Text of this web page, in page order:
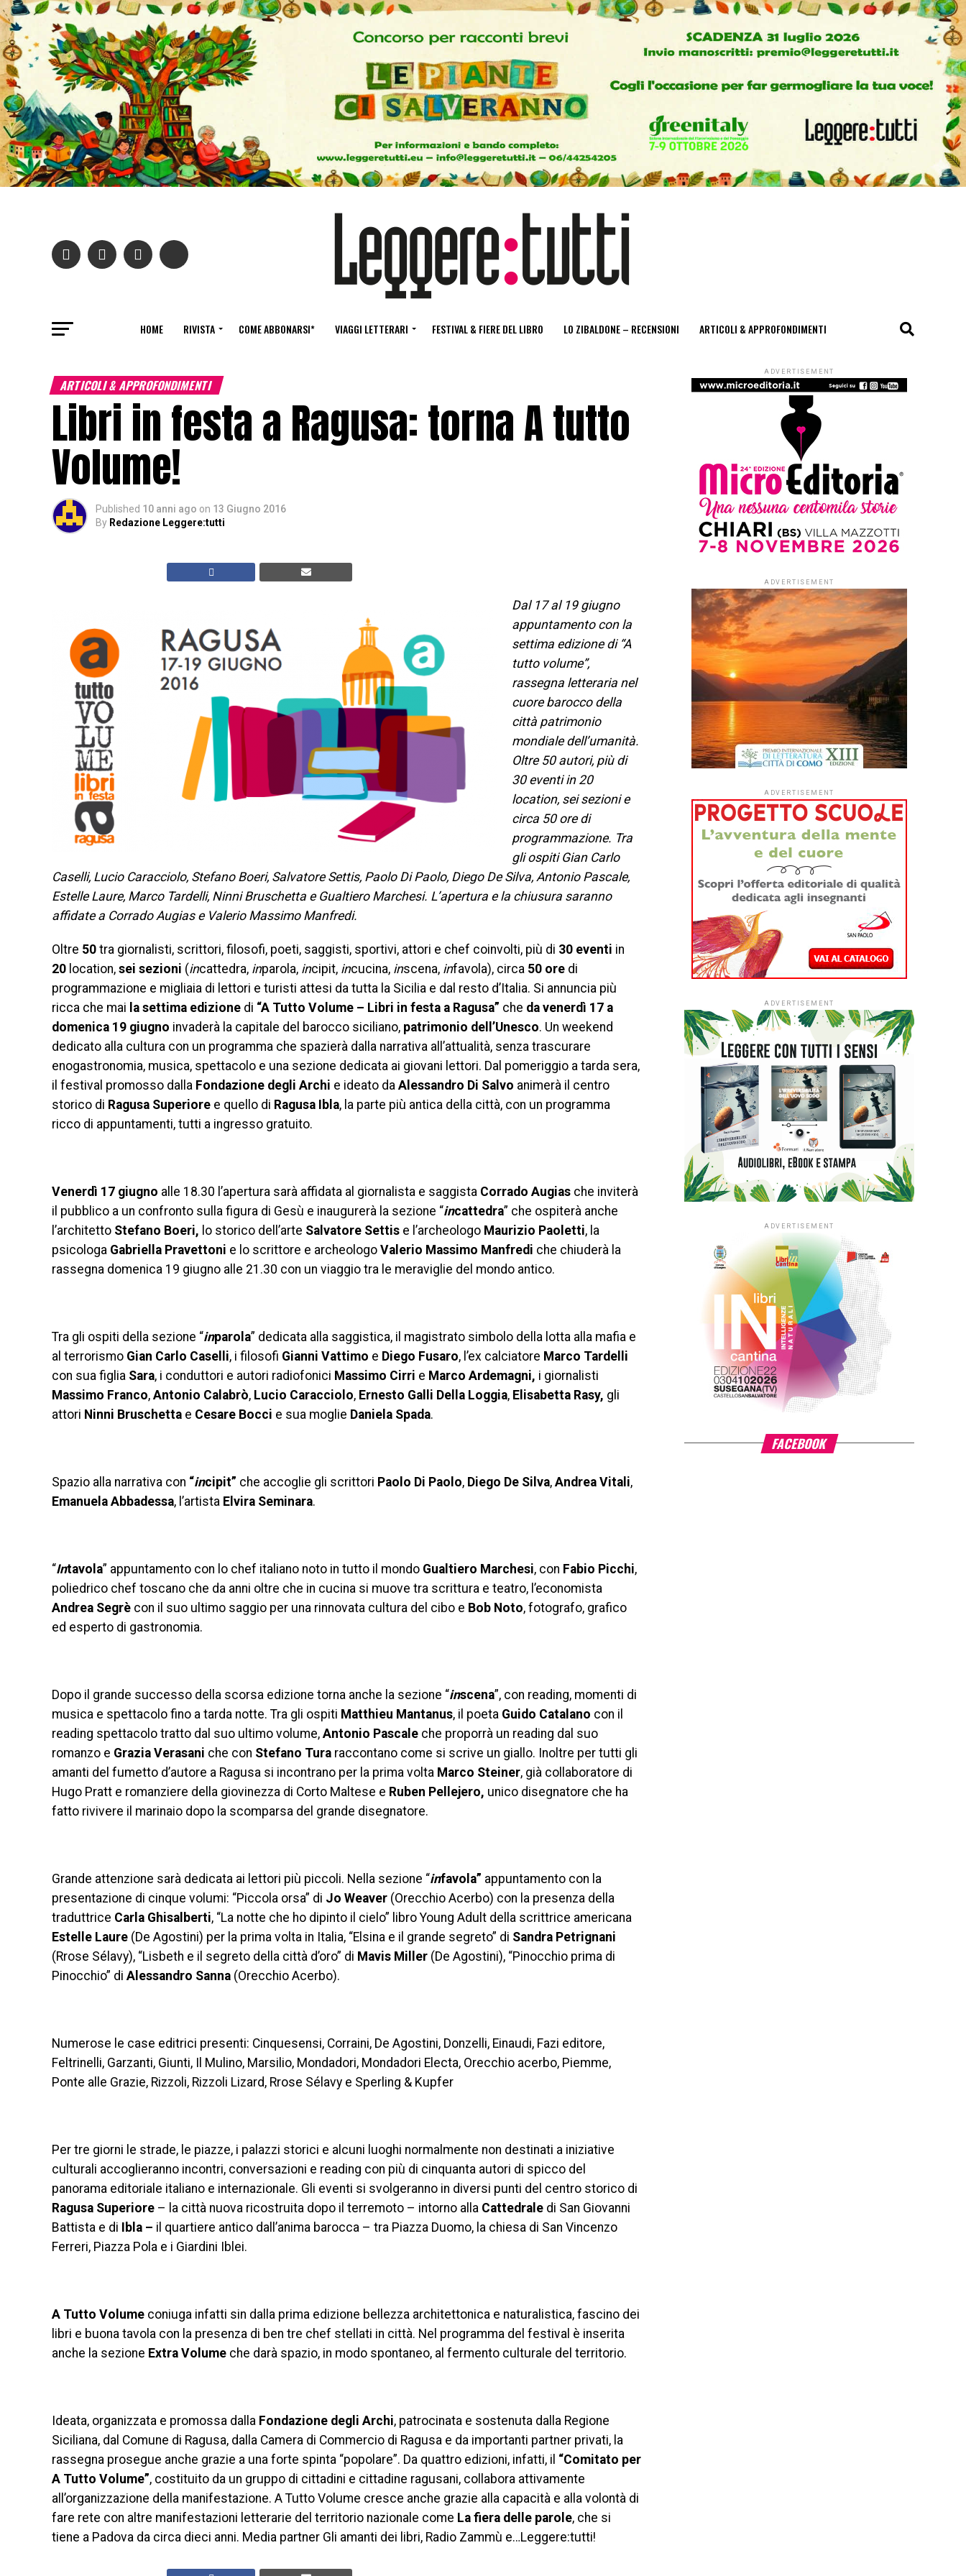
HOME RIVISTA COME ABBONARSI* VIAGGI LETTERARI FESTIVAL & FIERE DEL LIBRO LO ZIBALDONE – RECENSIONI ARTICOLI & APPROFONDIMENTI
ARTICOLI & APPROFONDIMENTI
Libri in festa a Ragusa: torna A tutto
Volume!
Published 10 anni ago on 13 Giugno 2016
By Redazione Leggere:tutti
Dal 17 al 19 giugno
appuntamento con la
settima edizione di “A
tutto volume”,
rassegna letteraria nel
cuore barocco della
città patrimonio
mondiale dell’umanità.
Oltre 50 autori, più di
30 eventi in 20
location, sei sezioni e
circa 50 ore di
programmazione. Tra
gli ospiti Gian Carlo
Caselli, Lucio Caracciolo, Stefano Boeri, Salvatore Settis, Paolo Di Paolo, Diego De Silva, Antonio Pascale,
Estelle Laure, Marco Tardelli, Ninni Bruschetta e Gualtiero Marchesi. L’apertura e la chiusura saranno
affidate a Corrado Augias e Valerio Massimo Manfredi.
Oltre 50 tra giornalisti, scrittori, filosofi, poeti, saggisti, sportivi, attori e chef coinvolti, più di 30 eventi in
20 location, sei sezioni (incattedra, inparola, incipit, incucina, inscena, infavola), circa 50 ore di
programmazione e migliaia di lettori e turisti attesi da tutta la Sicilia e dal resto d’Italia. Si annuncia più
ricca che mai la settima edizione di “A Tutto Volume – Libri in festa a Ragusa” che da venerdì 17 a
domenica 19 giugno invaderà la capitale del barocco siciliano, patrimonio dell’Unesco. Un weekend
dedicato alla cultura con un programma che spazierà dalla narrativa all’attualità, senza trascurare
enogastronomia, musica, spettacolo e una sezione dedicata ai giovani lettori. Dal pomeriggio a tarda sera,
il festival promosso dalla Fondazione degli Archi e ideato da Alessandro Di Salvo animerà il centro
storico di Ragusa Superiore e quello di Ragusa Ibla, la parte più antica della città, con un programma
ricco di appuntamenti, tutti a ingresso gratuito.
Venerdì 17 giugno alle 18.30 l’apertura sarà affidata al giornalista e saggista Corrado Augias che inviterà
il pubblico a un confronto sulla figura di Gesù e inaugurerà la sezione “incattedra” che ospiterà anche
l’architetto Stefano Boeri, lo storico dell’arte Salvatore Settis e l’archeologo Maurizio Paoletti, la
psicologa Gabriella Pravettoni e lo scrittore e archeologo Valerio Massimo Manfredi che chiuderà la
rassegna domenica 19 giugno alle 21.30 con un viaggio tra le meraviglie del mondo antico.
Tra gli ospiti della sezione “inparola” dedicata alla saggistica, il magistrato simbolo della lotta alla mafia e
al terrorismo Gian Carlo Caselli, i filosofi Gianni Vattimo e Diego Fusaro, l’ex calciatore Marco Tardelli
con sua figlia Sara, i conduttori e autori radiofonici Massimo Cirri e Marco Ardemagni, i giornalisti
Massimo Franco, Antonio Calabrò, Lucio Caracciolo, Ernesto Galli Della Loggia, Elisabetta Rasy, gli
attori Ninni Bruschetta e Cesare Bocci e sua moglie Daniela Spada.
Spazio alla narrativa con “incipit” che accoglie gli scrittori Paolo Di Paolo, Diego De Silva, Andrea Vitali,
Emanuela Abbadessa, l’artista Elvira Seminara.
“Intavola” appuntamento con lo chef italiano noto in tutto il mondo Gualtiero Marchesi, con Fabio Picchi,
poliedrico chef toscano che da anni oltre che in cucina si muove tra scrittura e teatro, l’economista
Andrea Segrè con il suo ultimo saggio per una rinnovata cultura del cibo e Bob Noto, fotografo, grafico
ed esperto di gastronomia.
Dopo il grande successo della scorsa edizione torna anche la sezione “inscena”, con reading, momenti di
musica e spettacolo fino a tarda notte. Tra gli ospiti Matthieu Mantanus, il poeta Guido Catalano con il
reading spettacolo tratto dal suo ultimo volume, Antonio Pascale che proporrà un reading dal suo
romanzo e Grazia Verasani che con Stefano Tura raccontano come si scrive un giallo. Inoltre per tutti gli
amanti del fumetto d’autore a Ragusa si incontrano per la prima volta Marco Steiner, già collaboratore di
Hugo Pratt e romanziere della giovinezza di Corto Maltese e Ruben Pellejero, unico disegnatore che ha
fatto rivivere il marinaio dopo la scomparsa del grande disegnatore.
Grande attenzione sarà dedicata ai lettori più piccoli. Nella sezione “infavola” appuntamento con la
presentazione di cinque volumi: “Piccola orsa” di Jo Weaver (Orecchio Acerbo) con la presenza della
traduttrice Carla Ghisalberti, “La notte che ho dipinto il cielo” libro Young Adult della scrittrice americana
Estelle Laure (De Agostini) per la prima volta in Italia, “Elsina e il grande segreto” di Sandra Petrignani
(Rrose Sélavy), “Lisbeth e il segreto della città d’oro” di Mavis Miller (De Agostini), “Pinocchio prima di
Pinocchio” di Alessandro Sanna (Orecchio Acerbo).
Numerose le case editrici presenti: Cinquesensi, Corraini, De Agostini, Donzelli, Einaudi, Fazi editore,
Feltrinelli, Garzanti, Giunti, Il Mulino, Marsilio, Mondadori, Mondadori Electa, Orecchio acerbo, Piemme,
Ponte alle Grazie, Rizzoli, Rizzoli Lizard, Rrose Sélavy e Sperling & Kupfer
Per tre giorni le strade, le piazze, i palazzi storici e alcuni luoghi normalmente non destinati a iniziative
culturali accoglieranno incontri, conversazioni e reading con più di cinquanta autori di spicco del
panorama editoriale italiano e internazionale. Gli eventi si svolgeranno in diversi punti del centro storico di
Ragusa Superiore – la città nuova ricostruita dopo il terremoto – intorno alla Cattedrale di San Giovanni
Battista e di
Ibla – il quartiere antico dall’anima barocca – tra Piazza Duomo, la chiesa di San Vincenzo
Ferreri, Piazza Pola e i Giardini Iblei.
A Tutto Volume coniuga infatti sin dalla prima edizione bellezza architettonica e naturalistica, fascino dei
libri e buona tavola con la presenza di ben tre chef stellati in città. Nel programma del festival è inserita
anche la sezione Extra Volume che darà spazio, in modo spontaneo, al fermento culturale del territorio.
Ideata, organizzata e promossa dalla Fondazione degli Archi, patrocinata e sostenuta dalla Regione
Siciliana, dal Comune di Ragusa, dalla Camera di Commercio di Ragusa e da importanti partner privati, la
rassegna prosegue anche grazie a una forte spinta “popolare”. Da quattro edizioni, infatti, il “Comitato per
A Tutto Volume”, costituito da un gruppo di cittadini e cittadine ragusani, collabora attivamente
all’organizzazione della manifestazione. A Tutto Volume cresce anche grazie alla capacità e alla volontà di
fare rete con altre manifestazioni letterarie del territorio nazionale come La fiera delle parole, che si
tiene a Padova da circa dieci anni. Media partner Gli amanti dei libri, Radio Zammù e…Leggere:tutti!
ADVERTISEMENT
ADVERTISEMENT
ADVERTISEMENT
ADVERTISEMENT
ADVERTISEMENT
FACEBOOK